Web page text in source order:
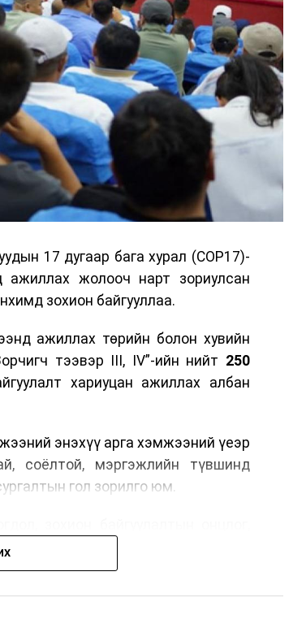
17 дугаар бага хурал (COP17)-
ажиллах жолооч нарт зориулсан
зохион байгууллаа.
ажиллах төрийн болон хувийн
тээвэр III, IV”-ийн нийт 250
хариуцан ажиллах албан
энэхүү арга хэмжээний үеэр
соёлтой, мэргэжлийн түвшинд
гол зорилго юм.
стандарт, жолооч нарын үүрэг
мэргэжлийн харилцааны талаар
буудал болон арга хэмжээний